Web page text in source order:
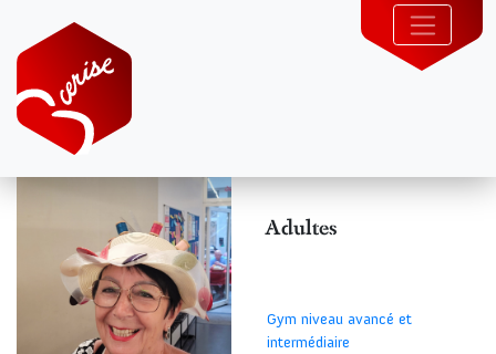
Adultes
Gym niveau avancé et
intermédiaire